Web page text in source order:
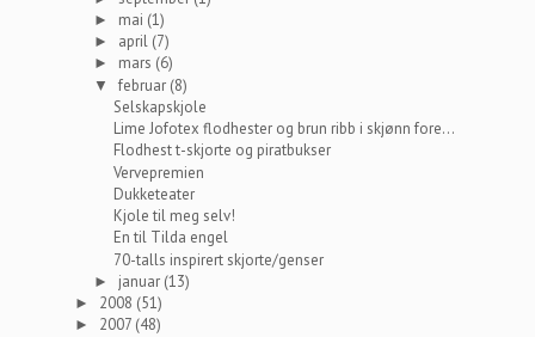
► mai (1)
► april (7)
► mars (6)
▼februar (8)
Selskapskjole
Lime Jofotex flodhester og brun ribb i skjønn fore...
Flodhest t-skjorte og piratbukser
Vervepremien
Dukketeater
Kjole til meg selv!
En til Tilda engel
70-talls inspirert skjorte/genser
► januar (13)
► 2008 (51)
► 2007 (48)